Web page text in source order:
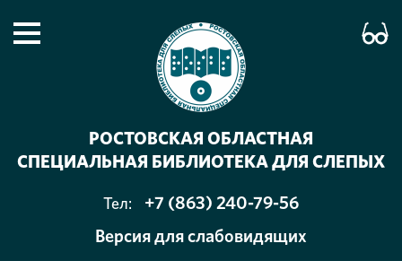
РОСТОВСКАЯ ОБЛАСТНАЯ
СПЕЦИАЛЬНАЯ БИБЛИОТЕКА ДЛЯ СЛЕПЫХ
Тел:
+7 (863) 240-79-56
Версия для слабовидящих